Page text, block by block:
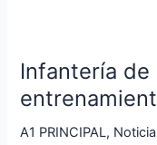
Infantería de
A1 PRINCIPAL, Noticia
Marina
refuerza
entrenamiento